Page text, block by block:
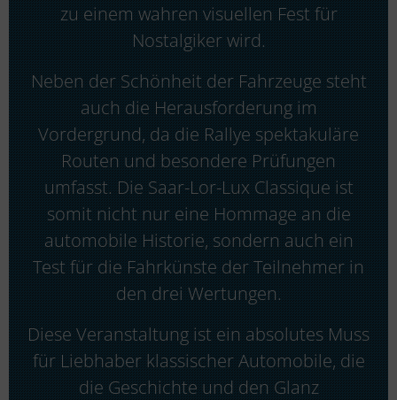
zu einem wahren visuellen Fest für
Nostalgiker wird.
Neben der Schönheit der Fahrzeuge steht
auch die Herausforderung im
Vordergrund, da die Rallye spektakuläre
Routen und besondere Prüfungen
umfasst. Die Saar-Lor-Lux Classique ist
somit nicht nur eine Hommage an die
automobile Historie, sondern auch ein
Test für die Fahrkünste der Teilnehmer in
den drei Wertungen.
Diese Veranstaltung ist ein absolutes Muss
für Liebhaber klassischer Automobile, die
die Geschichte und den Glanz